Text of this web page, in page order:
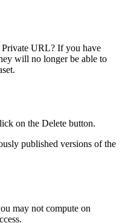
URL? If you have
will no longer be able to
on the Delete button.
published versions of the
may not compute on